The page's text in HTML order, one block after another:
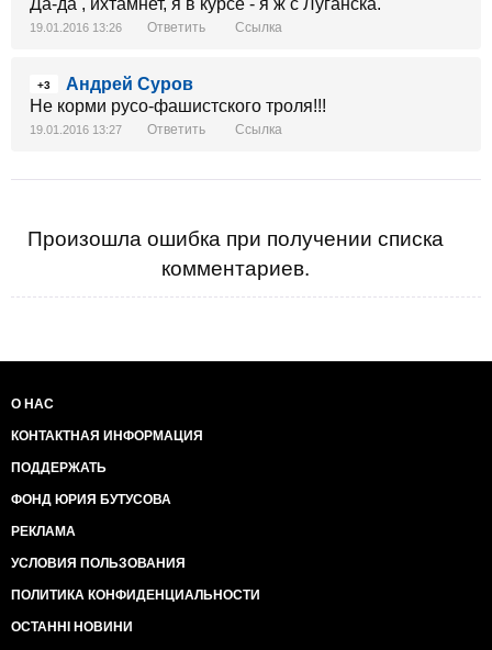
Да-да , ихтамнет, я в курсе - я ж с Луганска.
19.01.2016 13:26 Ответить Ссылка
+3
Андрей Суров
Не корми русо-фашистского троля!!!
19.01.2016 13:27 Ответить Ссылка
Произошла ошибка при получении списка
комментариев.
О НАС
КОНТАКТНАЯ ИНФОРМАЦИЯ
ПОДДЕРЖАТЬ
ФОНД ЮРИЯ БУТУСОВА
РЕКЛАМА
УСЛОВИЯ ПОЛЬЗОВАНИЯ
ПОЛИТИКА КОНФИДЕНЦИАЛЬНОСТИ
ОСТАННІ НОВИНИ